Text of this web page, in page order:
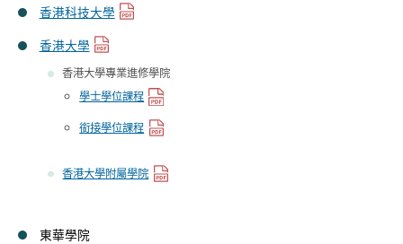
香港科技大學
香港大學
香港大學專業進修學院
學士學位課程
銜接學位課程
香港大學附屬學院
東華學院